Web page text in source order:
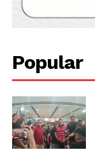
Popular